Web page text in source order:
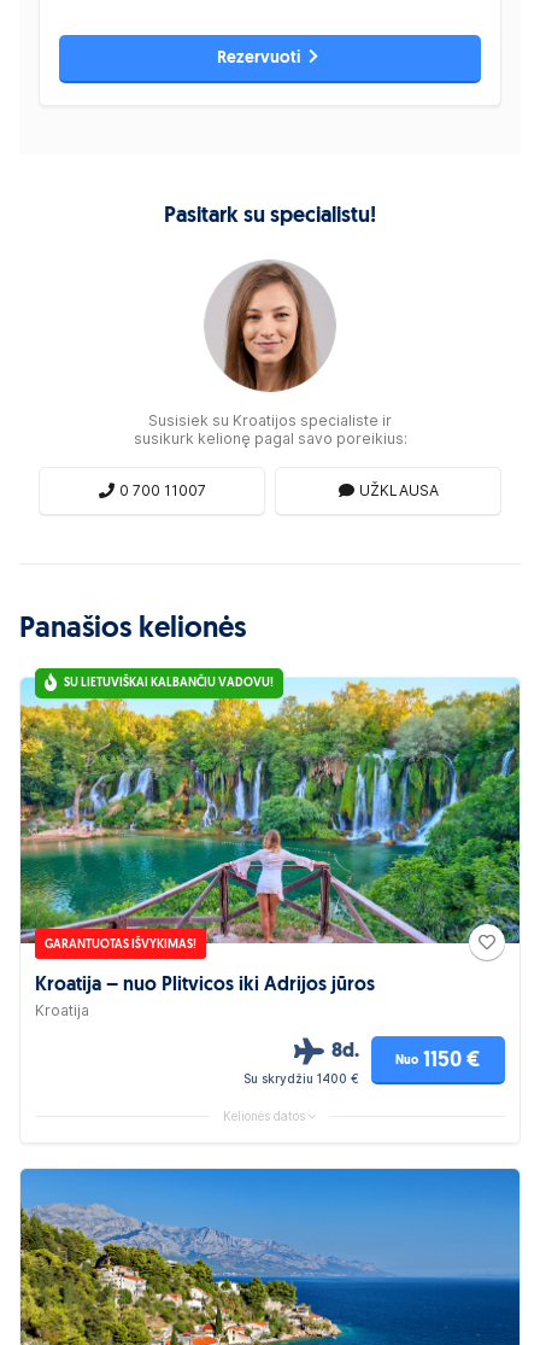
Rezervuoti
Pasitark su specialistu!
Susisiek su Kroatijos specialiste ir
susikurk kelionę pagal savo poreikius:
0 700 11007 UŽKLAUSA
Panašios kelionės
SU LIETUVIŠKAI KALBANČIU VADOVU!
GARANTUOTAS IŠVYKIMAS!
Kroatija – nuo Plitvicos iki Adrijos jūros
Kroatija
8d.
Su skrydžiu 1400 €
Nuo 1150 €
Kelionės datos